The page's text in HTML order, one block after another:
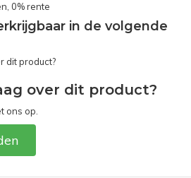
0% rente
in de volgende
over dit product?
ons op.